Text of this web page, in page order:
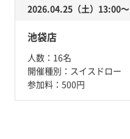
2026.04.25（土）13:00〜
池袋店
人数： 16名
開催種別： スイスドロー
参加料： 500円